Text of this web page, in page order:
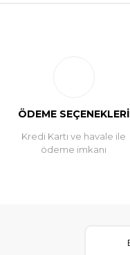
ÖDEME SEÇENEKLERİ
Kredi Kartı ve havale ile
ödeme imkanı